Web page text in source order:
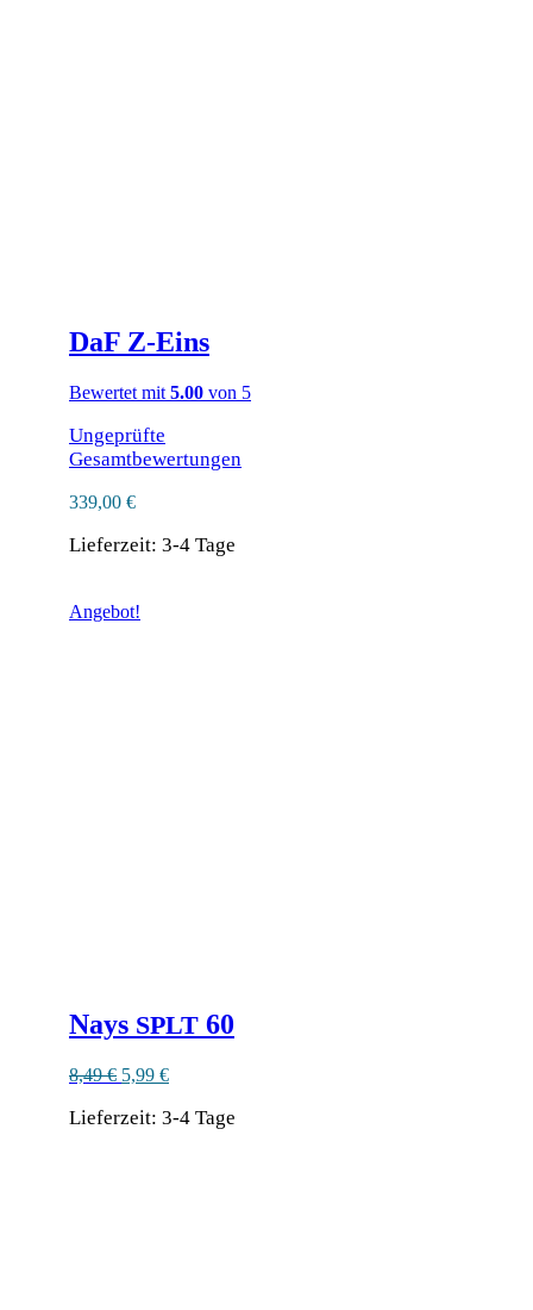
DaF Z‑Eins
Bewertet mit 5.00 von 5
Ungeprüfte
Gesamtbewertungen
339,00 €
Lieferzeit: 3-4 Tage
Angebot!
Nays SPLT 60
8,49€ Ursprünglicher
war:
5,99 €Aktueller
ist:
Lieferzeit: 3-4 Tage